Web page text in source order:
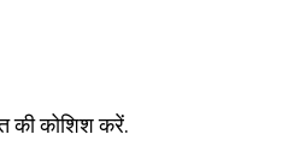
की कोशिश करें.